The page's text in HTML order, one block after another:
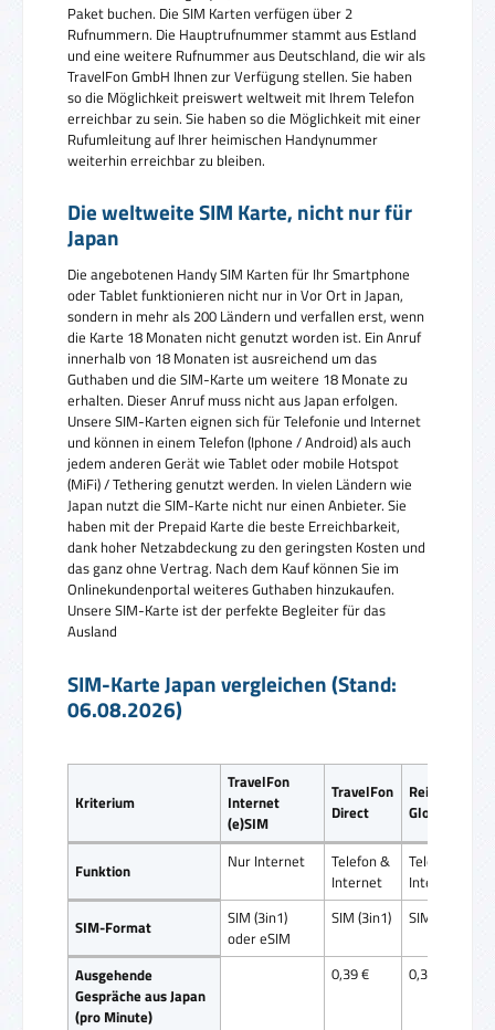
Paket buchen. Die SIM Karten verfügen über 2
Rufnummern. Die Hauptrufnummer stammt aus Estland
und eine weitere Rufnummer aus Deutschland, die wir als
TravelFon GmbH Ihnen zur Verfügung stellen. Sie haben
so die Möglichkeit preiswert weltweit mit Ihrem Telefon
erreichbar zu sein. Sie haben so die Möglichkeit mit einer
Rufumleitung auf Ihrer heimischen Handynummer
weiterhin erreichbar zu bleiben.
Die weltweite SIM Karte, nicht nur für
Japan
Die angebotenen Handy SIM Karten für Ihr Smartphone
oder Tablet funktionieren nicht nur in Vor Ort in Japan,
sondern in mehr als 200 Ländern und verfallen erst, wenn
die Karte 18 Monaten nicht genutzt worden ist. Ein Anruf
innerhalb von 18 Monaten ist ausreichend um das
Guthaben und die SIM-Karte um weitere 18 Monate zu
erhalten. Dieser Anruf muss nicht aus Japan erfolgen.
Unsere SIM-Karten eignen sich für Telefonie und Internet
und können in einem Telefon (Iphone / Android) als auch
jedem anderen Gerät wie Tablet oder mobile Hotspot
(MiFi) / Tethering genutzt werden. In vielen Ländern wie
Japan nutzt die SIM-Karte nicht nur einen Anbieter. Sie
haben mit der Prepaid Karte die beste Erreichbarkeit,
dank hoher Netzabdeckung zu den geringsten Kosten und
das ganz ohne Vertrag. Nach dem Kauf können Sie im
Onlinekundenportal weiteres Guthaben hinzukaufen.
Unsere SIM-Karte ist der perfekte Begleiter für das
Ausland
SIM-Karte Japan vergleichen (Stand:
06.08.2026)
Kriterium
TravelFon
Internet
(e)SIM
TravelFon
Direct
ReiseSIM
Global SIM
Funktion Nur Internet
Telefon &
Internet
Telefon &
Internet
SIM-Format
SIM (3in1)
oder eSIM
SIM (3in1) SIM (3in1)
Ausgehende
Gespräche aus Japan
(pro Minute)
0,39 € 0,39 €